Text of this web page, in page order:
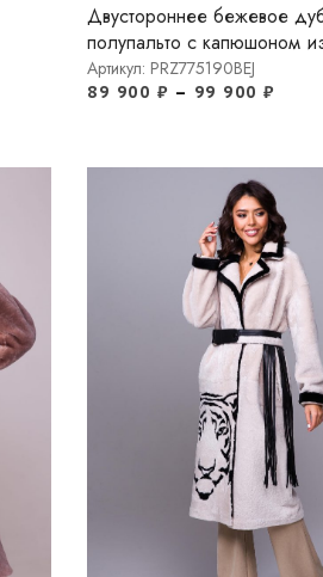
Двустороннее бежевое
полупальто с капюшоном
Артикул: PRZ775190BEJ
89 900 ₽ – 99 900 ₽